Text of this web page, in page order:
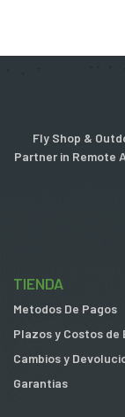
Fly Shop &
Partner in Remote
TIENDA
Metodos De Pagos
Plazos y Costos de
Cambios y
Garantias